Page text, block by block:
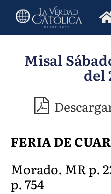
Misal
del
FERIA DE
Morado. MR p.
p. 754